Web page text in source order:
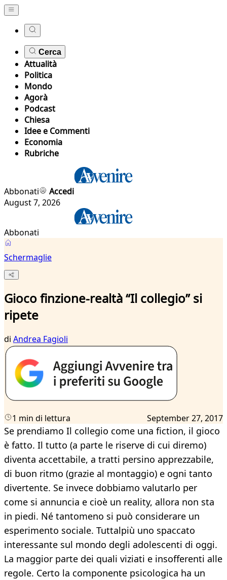
Cerca
Attualità
Politica
Mondo
Agorà
Podcast
Chiesa
Idee e Commenti
Economia
Rubriche
Abbonati
Accedi
August 7, 2026
Abbonati
Schermaglie
Gioco finzione-realtà “Il collegio” si
ripete
di Andrea Fagioli
1 min di lettura September 27, 2017
Se prendiamo Il collegio come una fiction, il gioco
è fatto. Il tutto (a parte le riserve di cui diremo)
diventa accettabile, a tratti persino apprezzabile,
di buon ritmo (grazie al montaggio) e ogni tanto
divertente. Se invece dobbiamo valutarlo per
come si annuncia e cioè un reality, allora non sta
in piedi. Né tantomeno si può considerare un
esperimento sociale. Tuttalpiù uno spaccato
interessante sul mondo degli adolescenti di oggi.
La maggior parte dei quali viziati e insofferenti alle
regole. Certo la componente psicologica ha un